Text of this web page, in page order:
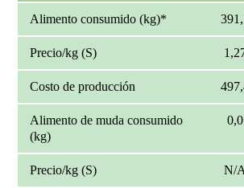
Alimento consumido (kg)*
Precio/kg (S)
Costo de producción
Alimento de muda consumido
(kg)
0,0
Precio/kg (S) N/A